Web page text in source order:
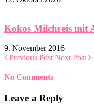
Kokos Milchreis mit
9. November 2016
Previous Post Next Post
No Comments
Leave a Reply